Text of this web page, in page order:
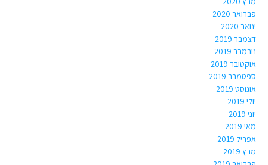
פברואר 2020
ינואר 2020
דצמבר 2019
נובמבר 2019
אוקטובר 2019
ספטמבר 2019
אוגוסט 2019
יולי 2019
יוני 2019
מאי 2019
אפריל 2019
מרץ 2019